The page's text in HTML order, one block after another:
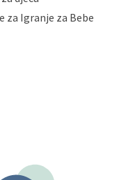
Vaših osobnih
poštom na
adresu:
za Igranje za Bebe